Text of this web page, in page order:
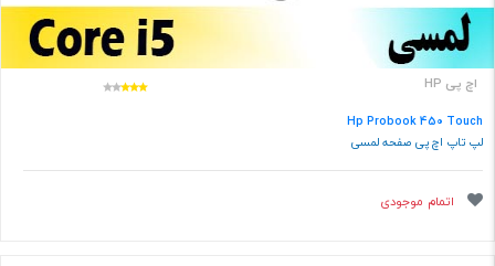
اچ پی HP
Hp Probook 450 Touch
لپ تاپ اچ پی صفحه لمسی
اتمام موجودی